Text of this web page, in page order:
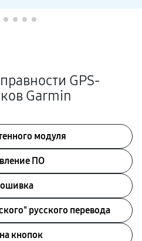
GPS-
Garmin
модуля
ПО
русского перевода
кнопок